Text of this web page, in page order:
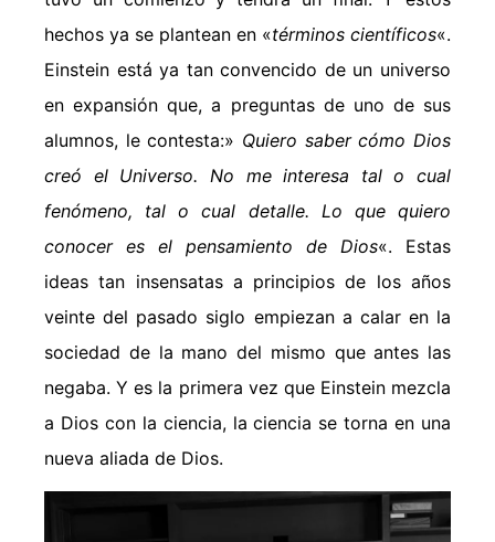
hechos ya se plantean en «términos científicos«.
Einstein está ya tan convencido de un universo
en expansión que, a preguntas de uno de sus
alumnos, le contesta:» Quiero saber cómo Dios
creó el Universo. No me interesa tal o cual
fenómeno, tal o cual detalle. Lo que quiero
conocer es el pensamiento de Dios«. Estas
ideas tan insensatas a principios de los años
veinte del pasado siglo empiezan a calar en la
sociedad de la mano del mismo que antes las
negaba. Y es la primera vez que Einstein mezcla
a Dios con la ciencia, la ciencia se torna en una
nueva aliada de Dios.